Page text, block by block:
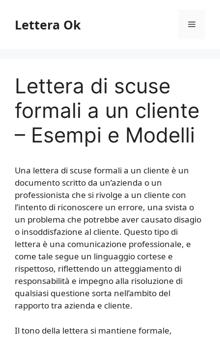
contenuto
Lettera Ok Menu
Lettera di scuse
formali a un cliente
– Esempi e Modelli
Una lettera di scuse formali a un cliente è un
documento scritto da un’azienda o un
professionista che si rivolge a un cliente con
l’intento di riconoscere un errore, una svista o
un problema che potrebbe aver causato disagio
o insoddisfazione al cliente. Questo tipo di
lettera è una comunicazione professionale, e
come tale segue un linguaggio cortese e
rispettoso, riflettendo un atteggiamento di
responsabilità e impegno alla risoluzione di
qualsiasi questione sorta nell’ambito del
rapporto tra azienda e cliente.
Il tono della lettera si mantiene formale,